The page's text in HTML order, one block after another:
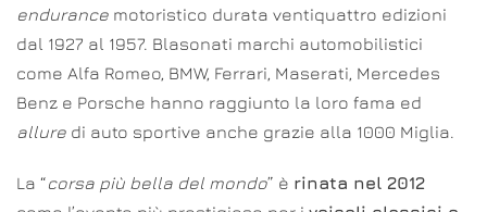
endurance motoristico durata ventiquattro edizioni
dal 1927 al 1957. Blasonati marchi automobilistici
come Alfa Romeo, BMW, Ferrari, Maserati, Mercedes
Benz e Porsche hanno raggiunto la loro fama ed
allure di auto sportive anche grazie alla 1000 Miglia.
La “corsa più bella del mondo” è rinata nel 2012